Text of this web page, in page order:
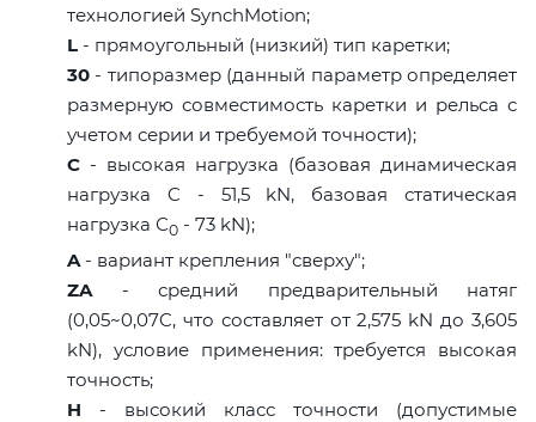
технологией SynchMotion;
L - прямоугольный (низкий) тип каретки;
30 - типоразмер (данный параметр определяет
размерную совместимость каретки и рельса с
учетом серии и требуемой точности);
C - высокая нагрузка (базовая динамическая
нагрузка C - 51,5 kN, базовая статическая
нагрузка С0 - 73 kN);
A- вариант крепления "сверху";
ZA- средний предварительный натяг
(0,05~0,07C, что составляет от 2,575 kN до 3,605
kN), условие применения: требуется высокая
точность;
H - высокий класс точности (допустимые